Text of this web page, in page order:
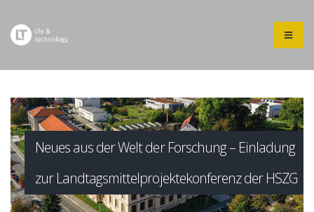
Neues aus der Welt der Forschung – Einladung
zur Landtagsmittelprojektekonferenz der HSZG